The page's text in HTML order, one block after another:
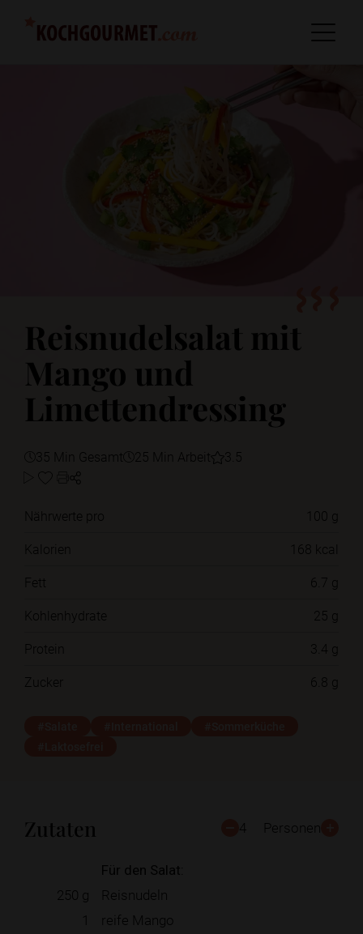
Reisnudelsalat mit
Mango und
Limettendressing
35 Min Gesamt 25 Min Arbeit 3.5
Nährwerte pro
100 g
Kalorien
168 kcal
Fett
6.7 g
Kohlenhydrate
25 g
Protein
3.4 g
Zucker
6.8 g
Zutaten 4 Personen
Für den Salat:
250 g
Reisnudeln
1
reife Mango